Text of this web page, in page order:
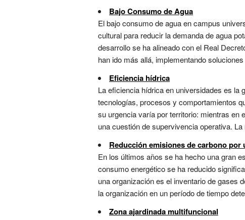
Bajo Consumo de Agua
El bajo consumo de agua en campus
cultural para reducir la demanda de agua
desarrollo se ha alineado con el Real
han ido más allá, implementando
Eficiencia hídrica
La eficiencia hídrica en universidades es la
tecnologías, procesos y comportamientos
su urgencia varía por territorio: mientras
una cuestión de supervivencia operativa.
Reducción emisiones de carbono por
En los últimos años se ha hecho una gran
consumo energético se ha reducido
una organización es el inventario de gases
la organización en un período de tiempo
Zona ajardinada multifuncional